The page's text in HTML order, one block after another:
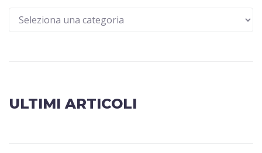
ULTIMI ARTICOLI